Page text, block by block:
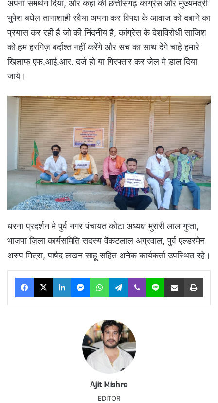
अपना समर्थन दिया, और कहाँ की छत्तीसगढ़ कांग्रेस और मुख्यमंत्री
भुपेश बघेल तानाशाही रवैया अपना कर विपक्ष के आवाज को दबाने का
प्रयास कर रही है जो की निंदनीय है, कांग्रेस के देशविरोधी साजिश
को हम हरगिज़ बर्दाश्त नहीं करेंगे और सच का साथ देंगे चाहे हमारे
खिलाफ एफ.आई.आर. दर्ज हो या गिरफ्तार कर जेल मे डाल दिया
जाये।
धरना प्रदर्शन मे पुर्व नगर पंचायत कोटा अध्यक्ष मुरारी लाल गुप्ता,
भाजपा ज़िला कार्यसमिति सदस्य वेंकटलाल अग्रवाल, पुर्व एल्डरमेन
अरुप मित्रा, पार्षद लखन साहू सहित अनेक कार्यकर्ता उपस्थित रहे।
Facebook
X LinkedInMessengerWhatsAppTelegram
Viber Line Share via Email Print
Ajit Mishra
EDITOR